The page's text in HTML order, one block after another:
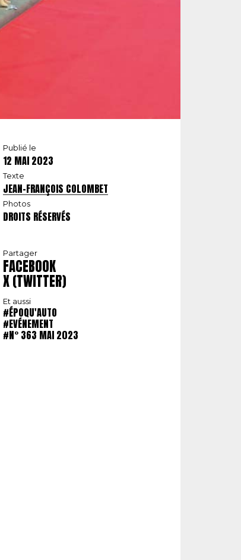
Publié le
12 MAI 2023
Texte
JEAN-FRANÇOIS COLOMBET
Photos
DROITS RÉSERVÉS
Partager
FACEBOOK
X (TWITTER)
Et aussi
#ÉPOQU'AUTO
#EVÉNEMENT
#N° 363 MAI 2023